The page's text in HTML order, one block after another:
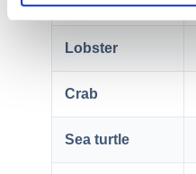
Lobster
Crab
Sea turtle